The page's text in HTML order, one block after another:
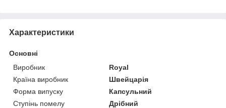
Характеристики
Основні
Виробник
Royal
Країна виробник
Швейцарія
Форма випуску
Капсульний
Ступінь помелу
Дрібний